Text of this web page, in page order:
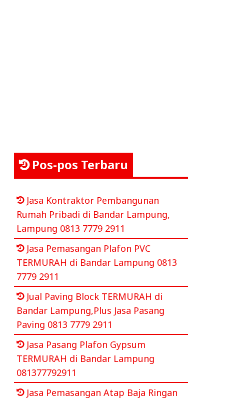
Pos-pos Terbaru
Jasa Kontraktor Pembangunan
Rumah Pribadi di Bandar Lampung,
Lampung 0813 7779 2911
Jasa Pemasangan Plafon PVC
TERMURAH di Bandar Lampung 0813
7779 2911
Jual Paving Block TERMURAH di
Bandar Lampung,Plus Jasa Pasang
Paving 0813 7779 2911
Jasa Pasang Plafon Gypsum
TERMURAH di Bandar Lampung
081377792911
Jasa Pemasangan Atap Baja Ringan